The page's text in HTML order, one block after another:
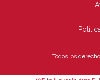
Todos los